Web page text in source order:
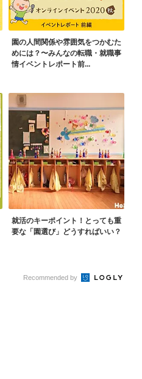
園の人間関係や雰囲気をつかむた
めには？〜みんなの転職・就職事
情イベントレポート前...
就活のキーポイント！とっても重
要な「園選び」どうすればいい？
Recommended by